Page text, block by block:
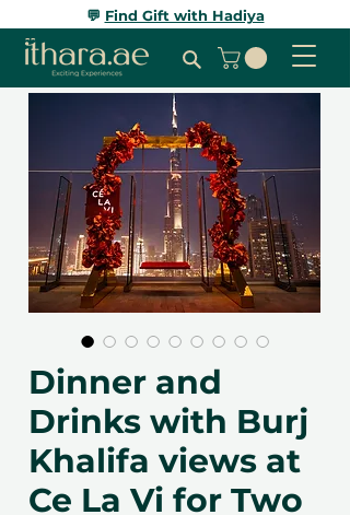
💬 Find Gift with Hadiya
Dinner and
Drinks with Burj
Khalifa views at
Ce La Vi for Two